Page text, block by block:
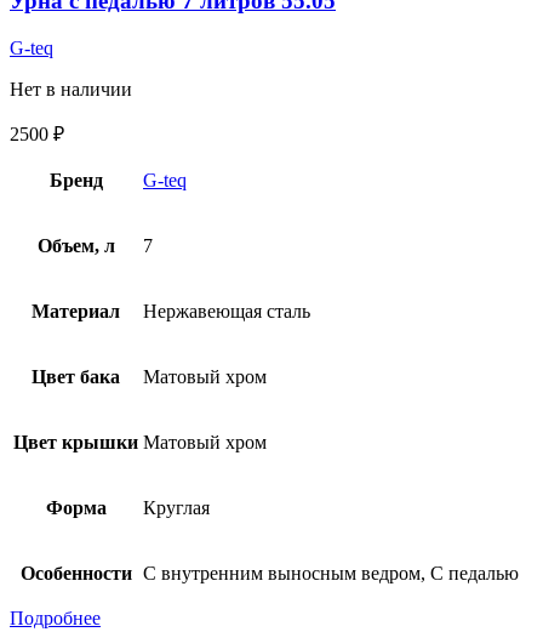
G-teq
Нет в наличии
2500 ₽
Бренд G-teq
Объем, л 7
Материал Нержавеющая сталь
Цвет бака Матовый хром
Цвет крышки Матовый хром
Форма Круглая
Особенности С внутренним выносным ведром, С педалью
Подробнее